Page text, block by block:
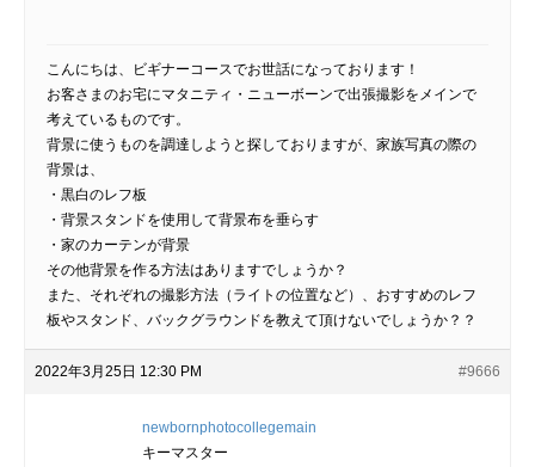
こんにちは、ビギナーコースでお世話になっております！
お客さまのお宅にマタニティ・ニューボーンで出張撮影をメインで
考えているものです。
背景に使うものを調達しようと探しておりますが、家族写真の際の
背景は、
・黒白のレフ板
・背景スタンドを使用して背景布を垂らす
・家のカーテンが背景
その他背景を作る方法はありますでしょうか？
また、それぞれの撮影方法（ライトの位置など）、おすすめのレフ
板やスタンド、バックグラウンドを教えて頂けないでしょうか？？
2022年3月25日 12:30 PM #9666
newbornphotocollegemain
キーマスター